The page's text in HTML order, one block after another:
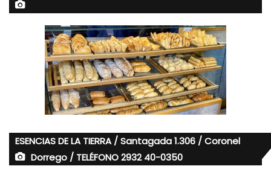
ESENCIAS DE LA TIERRA / Santagada 1.306 / Coronel
Dorrego / TELÉFONO 2932 40-0350